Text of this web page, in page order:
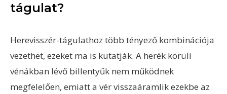
tágulat?
Herevisszér-tágulathoz több tényező kombinációja
vezethet, ezeket ma is kutatják. A herék körüli
vénákban lévő billentyűk nem működnek
megfelelően, emiatt a vér visszaáramlik ezekbe az